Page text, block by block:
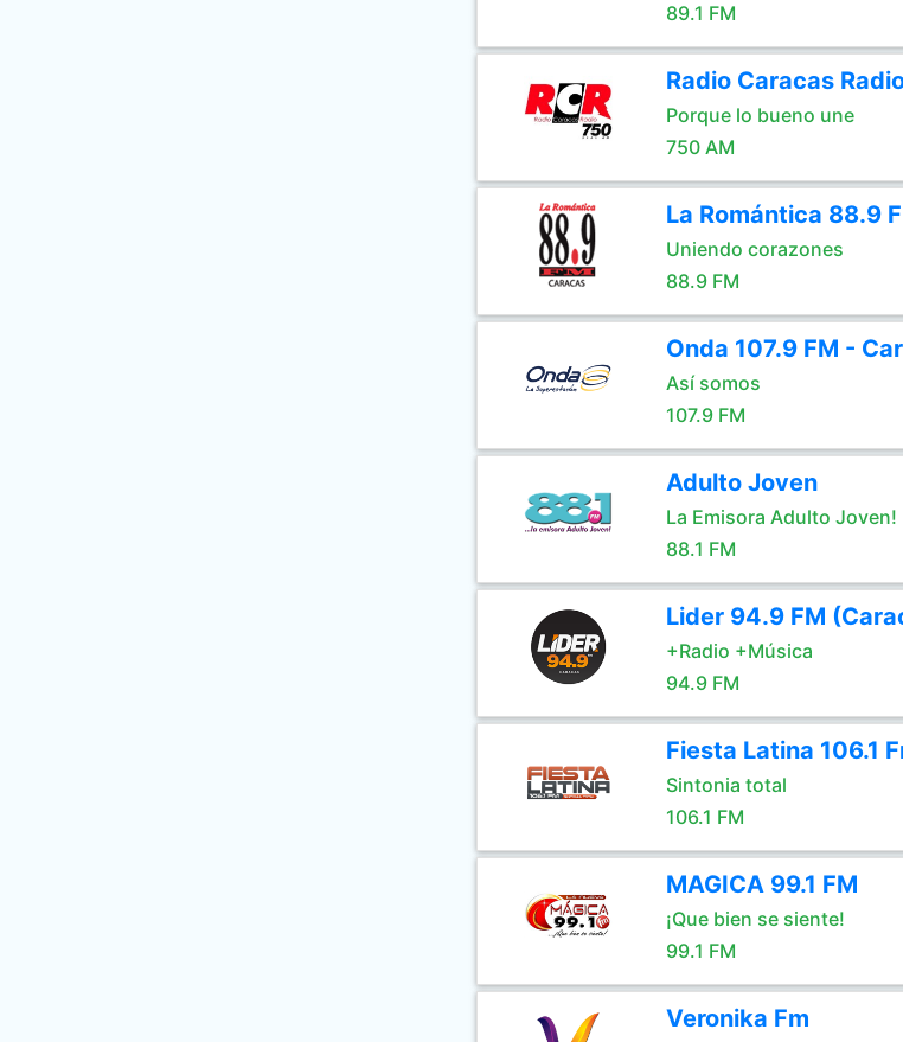
89.1 FM
Radio Caracas
Porque lo bueno une
750 AM
La Romántica 88.9
Uniendo corazones
88.9 FM
Onda 107.9 FM -
Así somos
107.9 FM
Adulto Joven
La Emisora Adulto Joven!
88.1 FM
Lider 94.9 FM
+Radio +Música
94.9 FM
Fiesta Latina 106.1
Sintonia total
106.1 FM
MAGICA 99.1 FM
¡Que bien se siente!
99.1 FM
Veronika Fm